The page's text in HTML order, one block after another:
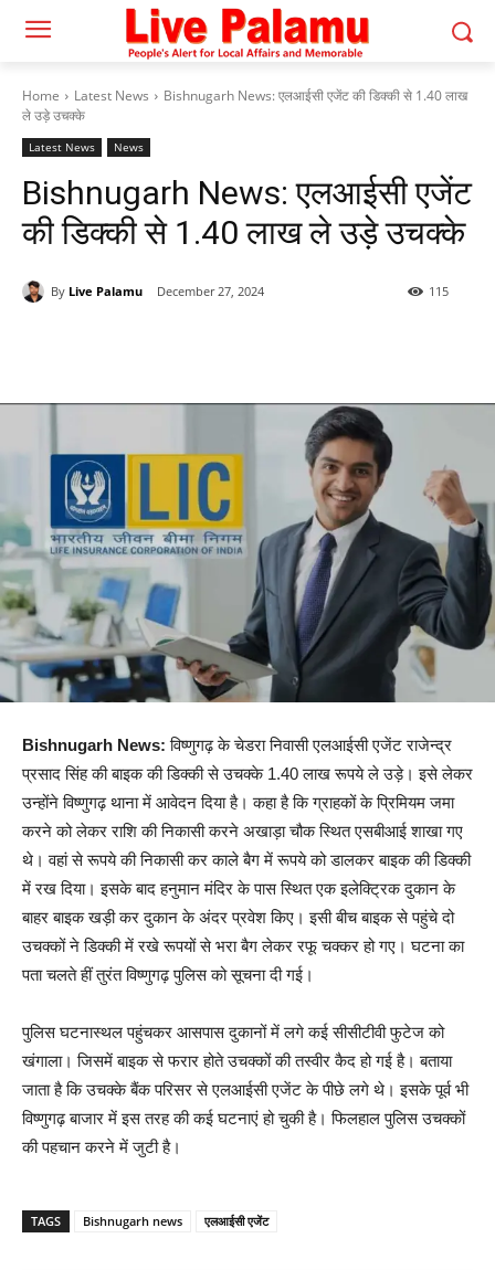
Home Latest News
Bishnugarh News: एलआईसी एजेंट की डिक्की से 1.40 लाख
ले उड़े उचक्के
Latest News News
Bishnugarh News: एलआईसी एजेंट
की डिक्की से 1.40 लाख ले उड़े उचक्के
By Live Palamu December 27, 2024 115
Bishnugarh News: विष्णुगढ़ के चेडरा निवासी एलआईसी एजेंट राजेन्द्र
प्रसाद सिंह की बाइक की डिक्की से उचक्के 1.40 लाख रूपये ले उड़े। इसे लेकर
उन्होंने विष्णुगढ़ थाना में आवेदन दिया है। कहा है कि ग्राहकों के प्रिमियम जमा
करने को लेकर राशि की निकासी करने अखाड़ा चौक स्थित एसबीआई शाखा गए
थे। वहां से रूपये की निकासी कर काले बैग में रूपये को डालकर बाइक की डिक्की
में रख दिया। इसके बाद हनुमान मंदिर के पास स्थित एक इलेक्ट्रिक दुकान के
बाहर बाइक खड़ी कर दुकान के अंदर प्रवेश किए। इसी बीच बाइक से पहुंचे दो
उचक्कों ने डिक्की में रखे रूपयों से भरा बैग लेकर रफू चक्कर हो गए। घटना का
पता चलते हीं तुरंत विष्णुगढ़ पुलिस को सूचना दी गई।
पुलिस घटनास्थल पहुंचकर आसपास दुकानों में लगे कई सीसीटीवी फुटेज को
खंगाला। जिसमें बाइक से फरार होते उचक्कों की तस्वीर कैद हो गई है। बताया
जाता है कि उचक्के बैंक परिसर से एलआईसी एजेंट के पीछे लगे थे। इसके पूर्व भी
विष्णुगढ़ बाजार में इस तरह की कई घटनाएं हो चुकी है। फिलहाल पुलिस उचक्कों
की पहचान करने में जुटी है।
TAGS Bishnugarh news एलआईसी एजेंट